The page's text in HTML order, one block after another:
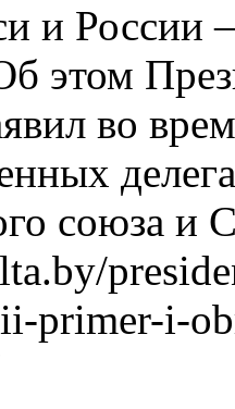
и России
этом
во
союза и
primer-i-